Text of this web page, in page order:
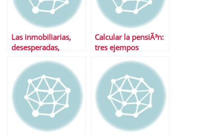
Las inmobiliarias,
desesperadas,
por semana para
vender como sea
Calcular la pensiÃ³n:
tres ejempos